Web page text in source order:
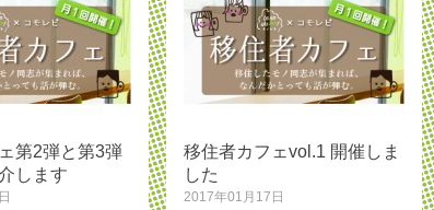
第2弾と第3弾
します
移住者カフェvol.1 開催しま
した
2017年01月17日